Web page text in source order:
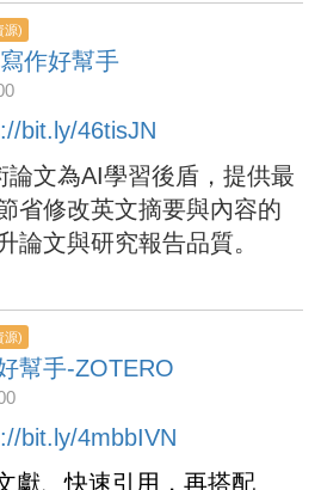
源)
作好幫手
bit.ly/46tisJN
論文為AI學習後盾，提供最
省修改英文摘要與內容的
論文與研究報告品質。
源)
幫手-ZOTERO
bit.ly/4mbbIVN
獻、快速引用，再搭配